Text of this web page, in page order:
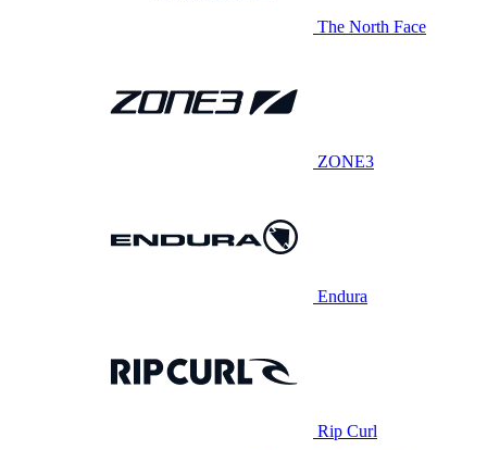
The North Face
ZONE3
Endura
Rip Curl